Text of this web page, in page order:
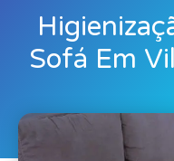
Sofá Em